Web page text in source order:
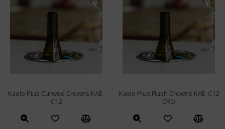
Kaelo Plus Curwed Crowns KAE-
C12
Kaelo Plus Flush Crowns KAE-C12
CRO